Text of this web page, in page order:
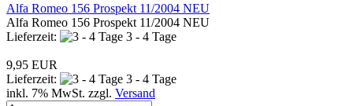
Alfa Romeo 156 Prospekt 11/2004 NEU
Alfa Romeo 156 Prospekt 11/2004 NEU
Lieferzeit:
3 - 4 Tage
9,95 EUR
Lieferzeit:
3 - 4 Tage
inkl. 7% MwSt. zzgl. Versand